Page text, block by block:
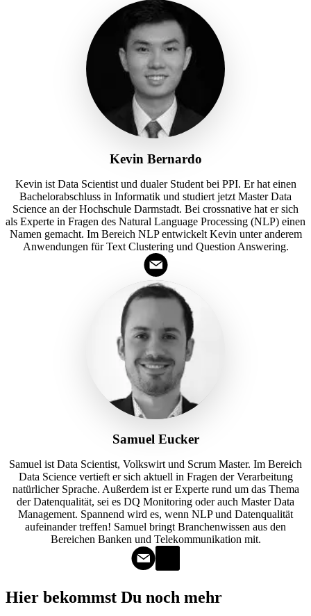
Kevin Bernardo
Kevin ist Data Scientist und dualer Student bei PPI. Er hat einen
Bachelorabschluss in Informatik und studiert jetzt Master Data
Science an der Hochschule Darmstadt. Bei crossnative hat er sich
als Experte in Fragen des Natural Language Processing (NLP) einen
Namen gemacht. Im Bereich NLP entwickelt Kevin unter anderem
Anwendungen für Text Clustering und Question Answering.
Samuel Eucker
Samuel ist Data Scientist, Volkswirt und Scrum Master. Im Bereich
Data Science vertieft er sich aktuell in Fragen der Verarbeitung
natürlicher Sprache. Außerdem ist er Experte rund um das Thema
der Datenqualität, sei es DQ Monitoring oder auch Master Data
Management. Spannend wird es, wenn NLP und Datenqualität
aufeinander treffen! Samuel bringt Branchenwissen aus den
Bereichen Banken und Telekommunikation mit.
Hier bekommst Du noch mehr